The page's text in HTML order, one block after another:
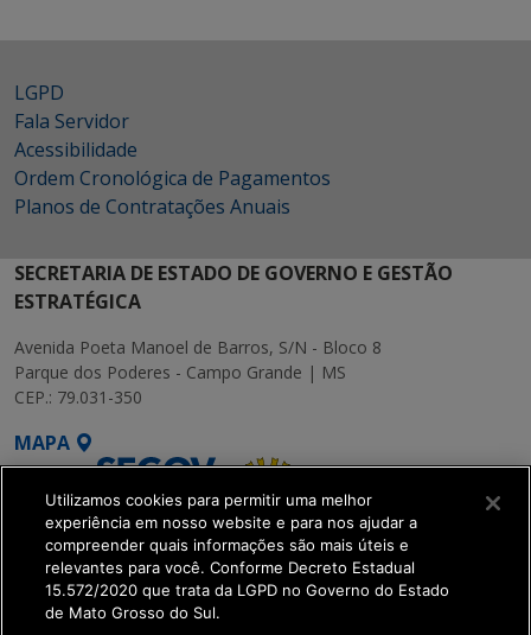
LGPD
Fala Servidor
Acessibilidade
Ordem Cronológica de Pagamentos
Planos de Contratações Anuais
SECRETARIA DE ESTADO DE GOVERNO E GESTÃO
ESTRATÉGICA
Avenida Poeta Manoel de Barros, S/N - Bloco 8
Parque dos Poderes - Campo Grande | MS
CEP.: 79.031-350
MAPA
SETDIG | Secretaria-
Executiva de
Utilizamos cookies para permitir uma melhor
experiência em nosso website e para nos ajudar a
compreender quais informações são mais úteis e
relevantes para você. Conforme Decreto Estadual
15.572/2020 que trata da LGPD no Governo do Estado
de Mato Grosso do Sul.